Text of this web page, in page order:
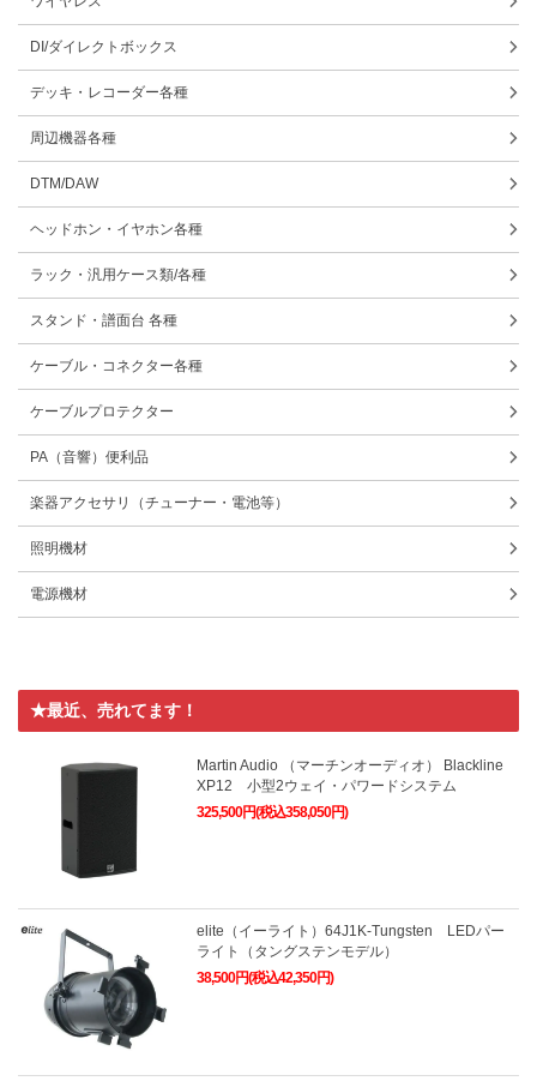
DI/ダイレクトボックス
デッキ・レコーダー各種
周辺機器各種
DTM/DAW
ヘッドホン・イヤホン各種
ラック・汎用ケース類/各種
スタンド・譜面台 各種
ケーブル・コネクター各種
ケーブルプロテクター
PA（音響）便利品
楽器アクセサリ（チューナー・電池等）
照明機材
電源機材
★最近、売れてます！
Martin Audio （マーチンオーディオ） Blackline
XP12 小型2ウェイ・パワードシステム
325,500円(税込358,050円)
elite（イーライト）64J1K-Tungsten LEDパー
ライト（タングステンモデル）
38,500円(税込42,350円)